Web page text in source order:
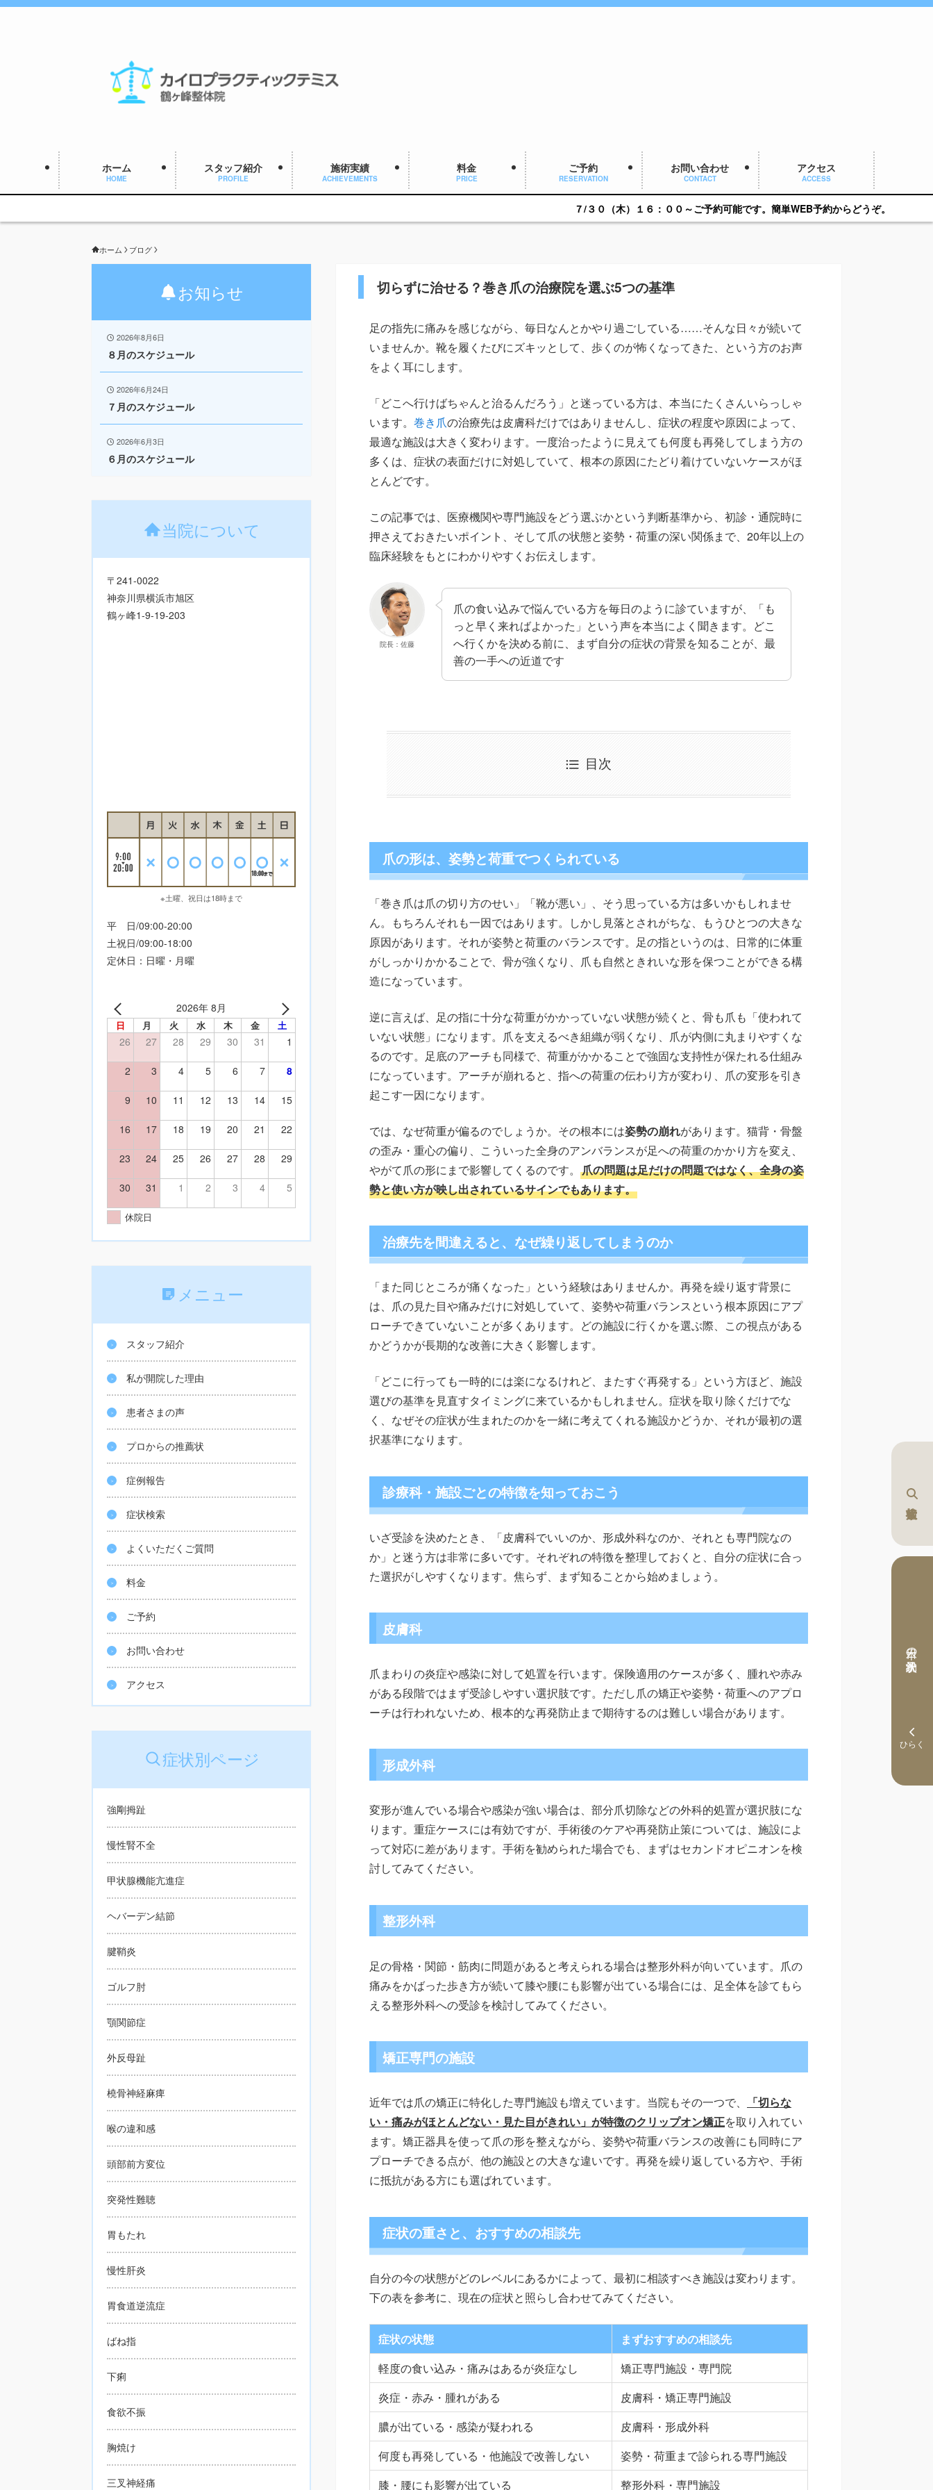
ホーム
HOME
スタッフ紹介
PROFILE
施術実績
ACHIEVEMENTS
料金
PRICE
ご予約
RESERVATION
お問い合わせ
CONTACT
アクセス
ACCESS
７/３０（木）１６：００～ご予約可能です。簡単WEB予約からどうぞ。
ホーム ブログ
切らずに治せる？巻き爪の治療院を選ぶ5つの基準
本日の予約状況
足の指先に痛みを感じながら、毎日なんとかやり過ごしている……そんな日々が続いて
いませんか。靴を履くたびにズキッとして、歩くのが怖くなってきた、という方のお声
をよく耳にします。
「どこへ行けばちゃんと治るんだろう」と迷っている方は、本当にたくさんいらっしゃ
います。 巻き爪の治療先は皮膚科だけではありませんし、症状の程度や原因によって、
最適な施設は大きく変わります。一度治ったように見えても何度も再発してしまう方の
多くは、症状の表面だけに対処していて、根本の原因にたどり着けていないケースがほ
とんどです。
この記事では、医療機関や専門施設をどう選ぶかという判断基準から、初診・通院時に
押さえておきたいポイント、そして爪の状態と姿勢・荷重の深い関係まで、20年以上の
臨床経験をもとにわかりやすくお伝えします。
院長：佐藤
爪の食い込みで悩んでいる方を毎日のように診ていますが、「も
っと早く来ればよかった」という声を本当によく聞きます。どこ
へ行くかを決める前に、まず自分の症状の背景を知ることが、最
善の一手への近道です
目次
爪の形は、姿勢と荷重でつくられている
「巻き爪は爪の切り方のせい」「靴が悪い」、そう思っている方は多いかもしれませ
ん。もちろんそれも一因ではあります。しかし見落とされがちな、もうひとつの大きな
原因があります。それが姿勢と荷重のバランスです。足の指というのは、日常的に体重
がしっかりかかることで、骨が強くなり、爪も自然ときれいな形を保つことができる構
造になっています。
逆に言えば、足の指に十分な荷重がかかっていない状態が続くと、骨も爪も「使われて
いない状態」になります。爪を支えるべき組織が弱くなり、爪が内側に丸まりやすくな
るのです。足底のアーチも同様で、荷重がかかることで強固な支持性が保たれる仕組み
になっています。アーチが崩れると、指への荷重の伝わり方が変わり、爪の変形を引き
起こす一因になります。
では、なぜ荷重が偏るのでしょうか。その根本には姿勢の崩れがあります。猫背・骨盤
の歪み・重心の偏り、こういった全身のアンバランスが足への荷重のかかり方を変え、
やがて爪の形にまで影響してくるのです。 爪の問題は足だけの問題ではなく、全身の姿
勢と使い方が映し出されているサインでもあります。
治療先を間違えると、なぜ繰り返してしまうのか
「また同じところが痛くなった」という経験はありませんか。再発を繰り返す背景に
は、爪の見た目や痛みだけに対処していて、姿勢や荷重バランスという根本原因にアプ
ローチできていないことが多くあります。どの施設に行くかを選ぶ際、この視点がある
かどうかが長期的な改善に大きく影響します。
「どこに行っても一時的には楽になるけれど、またすぐ再発する」という方ほど、施設
選びの基準を見直すタイミングに来ているかもしれません。症状を取り除くだけでな
く、なぜその症状が生まれたのかを一緒に考えてくれる施設かどうか、それが最初の選
択基準になります。
診療科・施設ごとの特徴を知っておこう
いざ受診を決めたとき、「皮膚科でいいのか、形成外科なのか、それとも専門院なの
か」と迷う方は非常に多いです。それぞれの特徴を整理しておくと、自分の症状に合っ
た選択がしやすくなります。焦らず、まず知ることから始めましょう。
皮膚科
爪まわりの炎症や感染に対して処置を行います。保険適用のケースが多く、腫れや赤み
がある段階ではまず受診しやすい選択肢です。ただし爪の矯正や姿勢・荷重へのアプロ
ーチは行われないため、根本的な再発防止まで期待するのは難しい場合があります。
形成外科
変形が進んでいる場合や感染が強い場合は、部分爪切除などの外科的処置が選択肢にな
ります。重症ケースには有効ですが、手術後のケアや再発防止策については、施設によ
って対応に差があります。手術を勧められた場合でも、まずはセカンドオピニオンを検
討してみてください。
整形外科
足の骨格・関節・筋肉に問題があると考えられる場合は整形外科が向いています。爪の
痛みをかばった歩き方が続いて膝や腰にも影響が出ている場合には、足全体を診てもら
える整形外科への受診を検討してみてください。
矯正専門の施設
近年では爪の矯正に特化した専門施設も増えています。当院もその一つで、
「切らな
い・痛みがほとんどない・見た目がきれい」が特徴のクリップオン矯正を取り入れてい
ます。矯正器具を使って爪の形を整えながら、姿勢や荷重バランスの改善にも同時にア
プローチできる点が、他の施設との大きな違いです。再発を繰り返している方や、手術
に抵抗がある方にも選ばれています。
症状の重さと、おすすめの相談先
自分の今の状態がどのレベルにあるかによって、最初に相談すべき施設は変わります。
下の表を参考に、現在の症状と照らし合わせてみてください。
症状の状態
まずおすすめの相談先
軽度の食い込み・痛みはあるが炎症なし
矯正専門施設・専門院
炎症・赤み・腫れがある
皮膚科・矯正専門施設
膿が出ている・感染が疑われる
皮膚科・形成外科
何度も再発している・他施設で改善しない
姿勢・荷重まで診られる専門施設
膝・腰にも影響が出ている
整形外科・専門施設
お知らせ
2026年8月6日
８月のスケジュール
2026年6月24日
７月のスケジュール
2026年6月3日
６月のスケジュール
当院について
〒241-0022
神奈川県横浜市旭区
鶴ヶ峰1-9-19-203
※土曜、祝日は18時まで
平 日/09:00-20:00
土祝日/09:00-18:00
定休日：日曜・月曜
2026年 8月
日 月 火 水 木 金 土
26 27 28 29 30 31 1
2 3 4 5 6 7 8
9 10 11 12 13 14 15
16 17 18 19 20 21 22
23 24 25 26 27 28 29
30 31 1 2 3 4 5
休院日
メニュー
スタッフ紹介
私が開院した理由
患者さまの声
プロからの推薦状
症例報告
症状検索
よくいただくご質問
料金
ご予約
お問い合わせ
アクセス
症状別ページ
強剛拇趾
慢性腎不全
甲状腺機能亢進症
ヘバーデン結節
腱鞘炎
ゴルフ肘
顎関節症
外反母趾
橈骨神経麻痺
喉の違和感
頭部前方変位
突発性難聴
胃もたれ
慢性肝炎
胃食道逆流症
ばね指
下痢
食欲不振
胸焼け
三叉神経痛